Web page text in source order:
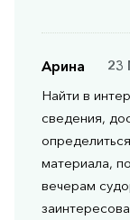
Арина
23
Найти в
сведения,
материала,
вечерам